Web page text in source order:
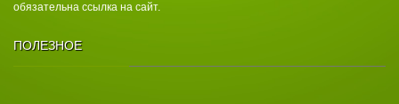
обязательна ссылка на сайт.
ПОЛЕЗНОЕ